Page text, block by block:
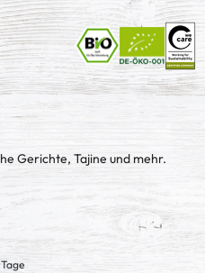
Gerichte, Tajine und mehr.